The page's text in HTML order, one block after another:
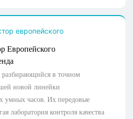
Европейского
в точном
новой линейки
умных часов. Их передовые
лаборатория контроля качества